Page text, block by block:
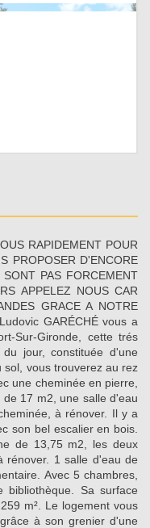
RAPIDEMENT POUR
PROPOSER D'ENCORE
PAS FORCEMENT
APPELEZ NOUS CAR
GRACE A NOTRE
GARÉCHÉ vous a
Sur-Gironde, cette trés
jour, constituée d'une
vous trouverez au rez
une cheminée en pierre,
17 m2, une salle d'eau
à rénover. Il y a
son bel escalier en bois.
de 13,75 m2, les deux
rénover. 1 salle d'eau de
Avec 5 chambres,
bibliothèque. Sa surface
m². Le logement vous
à son grenier d'une